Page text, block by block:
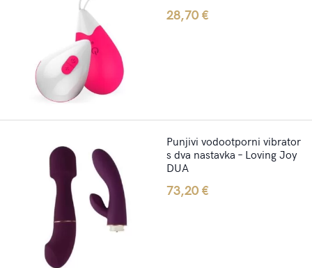
28,70€
Punjivi vodootporni vibrator
s dva nastavka – Loving Joy
DUA
73,20€